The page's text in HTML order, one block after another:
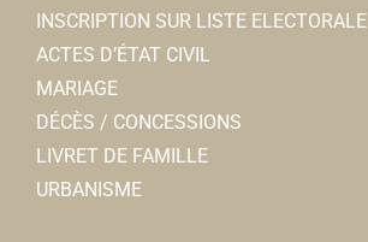
INSCRIPTION SUR LISTE ELECTORALE
ACTES D’ÉTAT CIVIL
MARIAGE
DÉCÈS / CONCESSIONS
LIVRET DE FAMILLE
URBANISME